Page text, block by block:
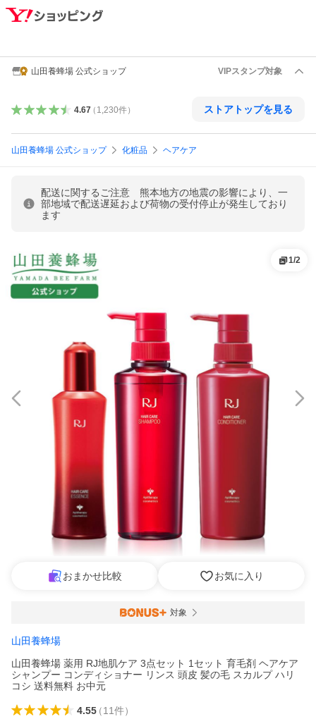
山田養蜂場 公式ショップ VIPスタンプ対象
4.67（ 1,230件） ストアトップを見る
山田養蜂場 公式ショップ 化粧品 ヘアケア
配送に関するご注意 熊本地方の地震の影響により、一
部地域で配送遅延および荷物の受付停止が発生しており
ます
1/2
おまかせ比較 お気に入り
対象
山田養蜂場
山田養蜂場 薬用 RJ地肌ケア 3点セット 1セット 育毛剤 ヘアケア
シャンプー コンディショナー リンス 頭皮 髪の毛 スカルプ ハリ
コシ 送料無料 お中元
4.55（11件）